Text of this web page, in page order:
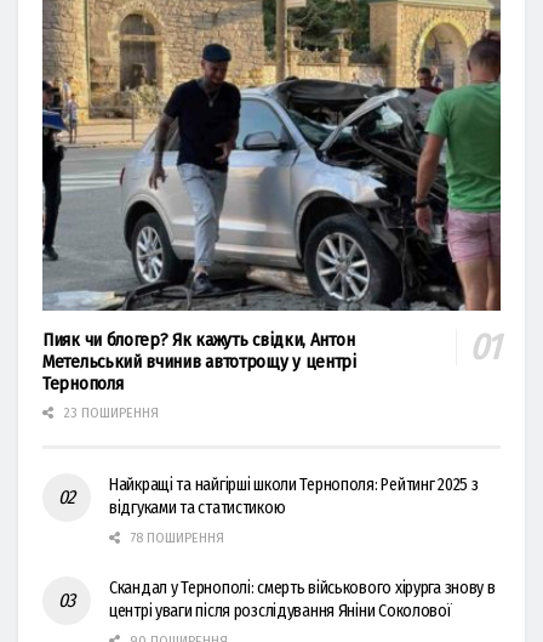
Пияк чи блогер? Як кажуть свідки, Антон
Метельський вчинив автотрощу у центрі
Тернополя
23 ПОШИРЕННЯ
Найкращі та найгірші школи Тернополя: Рейтинг 2025 з
відгуками та статистикою
78 ПОШИРЕННЯ
Скандал у Тернополі: смерть військового хірурга знову в
центрі уваги після розслідування Яніни Соколової